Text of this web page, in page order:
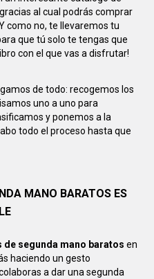
gracias al cual podrás comprar
como no, te llevaremos tu
que tú solo te tengas que
con el que vas a disfrutar!
de todo: recogemos los
uno a uno para
y ponemos a la
todo el proceso hasta que
MANO BARATOS ES
de segunda mano baratos en
haciendo un gesto
a dar una segunda